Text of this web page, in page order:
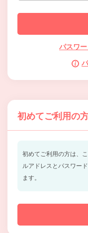
パスワ
初めてご利用の
初めてご利用の方は、
ルアドレスとパスワー
ます。